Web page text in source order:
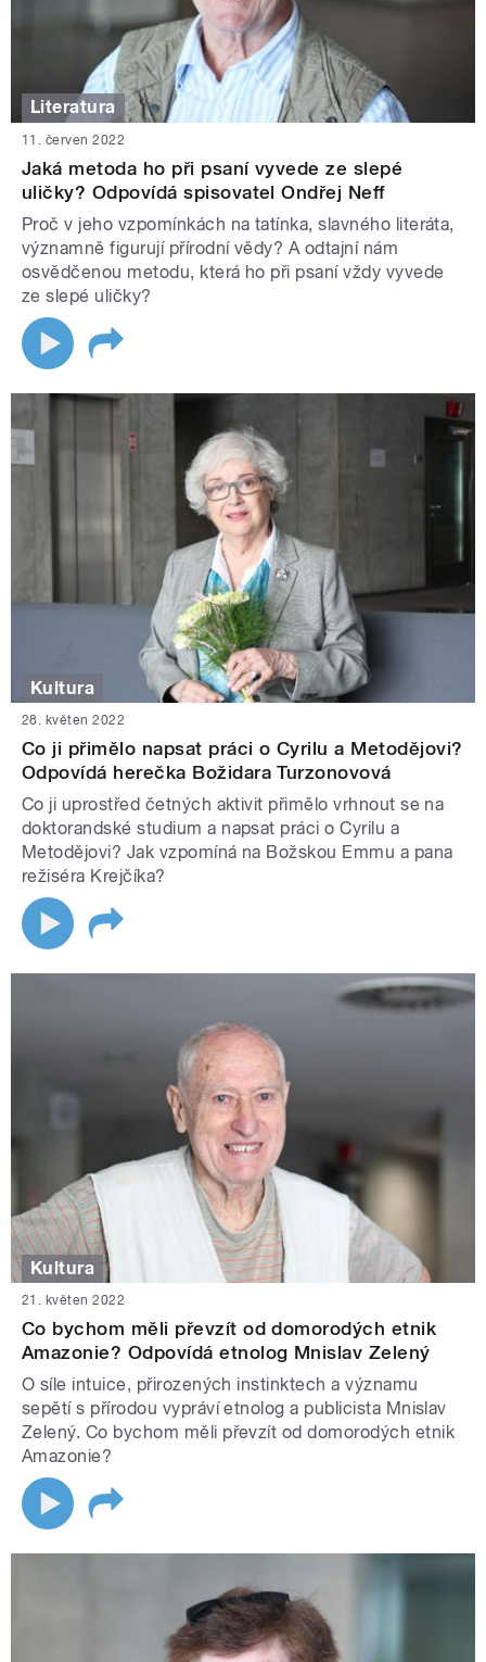
Literatura
11. červen 2022
Jaká metoda ho při psaní vyvede ze slepé
uličky? Odpovídá spisovatel Ondřej Neff
Proč v jeho vzpomínkách na tatínka, slavného literáta,
významně figurují přírodní vědy? A odtajní nám
osvědčenou metodu, která ho při psaní vždy vyvede
ze slepé uličky?
Kultura
28. květen 2022
Co ji přimělo napsat práci o Cyrilu a Metodějovi?
Odpovídá herečka Božidara Turzonovová
Co ji uprostřed četných aktivit přimělo vrhnout se na
doktorandské studium a napsat práci o Cyrilu a
Metodějovi? Jak vzpomíná na Božskou Emmu a pana
režiséra Krejčíka?
Kultura
21. květen 2022
Co bychom měli převzít od domorodých etnik
Amazonie? Odpovídá etnolog Mnislav Zelený
O síle intuice, přirozených instinktech a významu
sepětí s přírodou vypráví etnolog a publicista Mnislav
Zelený. Co bychom měli převzít od domorodých etnik
Amazonie?